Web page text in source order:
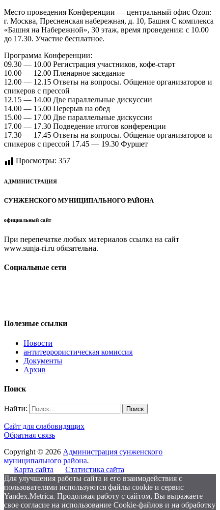
Место проведения Конференции — центральный офис Ozon:
г. Москва, Пресненская набережная, д. 10, Башня С комплекса
«Башня на Набережной», 30 этаж, время проведения: с 10.00
до 17.30. Участие бесплатное.
Программа Конференции:
09.30 — 10.00 Регистрация участников, кофе-старт
10.00 — 12.00 Пленарное заседание
12.00 — 12.15 Ответы на вопросы. Общение организаторов и
спикеров с прессой
12.15 — 14.00 Две параллельные дискуссии
14.00 — 15.00 Перерыв на обед
15.00 — 17.00 Две параллельные дискуссии
17.00 — 17.30 Подведение итогов конференции
17.30 — 17.45 Ответы на вопросы. Общение организаторов и
спикеров с прессой 17.45 — 19.30 Фуршет
Просмотры: 357
АДМИНИСТРАЦИЯ
СУНЖЕНСКОГО МУНИЦИПАЛЬНОГО РАЙОНА
официальный сайт
При перепечатке любых материалов ссылка на сайт
www.sunja-ri.ru обязательна.
Социальные сети
Полезные ссылки
Новости
антитеррористическая комиссия
Документы
Архив
Поиск
Найти:
Сайт для слабовидящих
Обратная связь
Copyright © 2026 Администрация сунженского
муниципального района.
Карта сайта
Статистика сайта
Для улучшения работы сайта и его взаимодействия с
пользователями используются файлы cookie и сервис
Yandex.Metrica. Продолжая работу с сайтом, Вы выражаете
свое согласие на использование Cookie-файлов и на обработку